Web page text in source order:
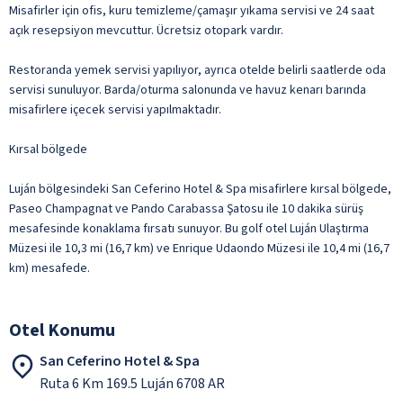
Misafirler için ofis, kuru temizleme/çamaşır yıkama servisi ve 24 saat
açık resepsiyon mevcuttur. Ücretsiz otopark vardır.
Restoranda yemek servisi yapılıyor, ayrıca otelde belirli saatlerde oda
servisi sunuluyor. Barda/oturma salonunda ve havuz kenarı barında
misafirlere içecek servisi yapılmaktadır.
Kırsal bölgede
Luján bölgesindeki San Ceferino Hotel & Spa misafirlere kırsal bölgede,
Paseo Champagnat ve Pando Carabassa Şatosu ile 10 dakika sürüş
mesafesinde konaklama fırsatı sunuyor. Bu golf otel Luján Ulaştırma
Müzesi ile 10,3 mi (16,7 km) ve Enrique Udaondo Müzesi ile 10,4 mi (16,7
km) mesafede.
Otel Konumu
San Ceferino Hotel & Spa
Ruta 6 Km 169.5 Luján 6708 AR